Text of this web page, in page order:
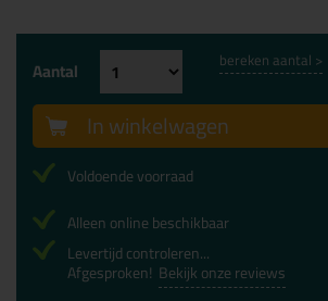
Aantal bereken aantal >
In winkelwagen
Voldoende voorraad
Alleen online beschikbaar
Levertijd controleren...
Afgesproken! Bekijk onze reviews